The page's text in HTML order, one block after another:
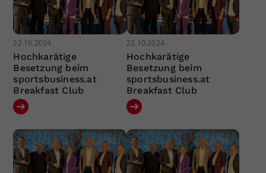
22.10.2024
Hochkarätige
Besetzung beim
sportsbusiness.at
Breakfast Club
22.10.2024
Hochkarätige
Besetzung beim
sportsbusiness.at
Breakfast Club